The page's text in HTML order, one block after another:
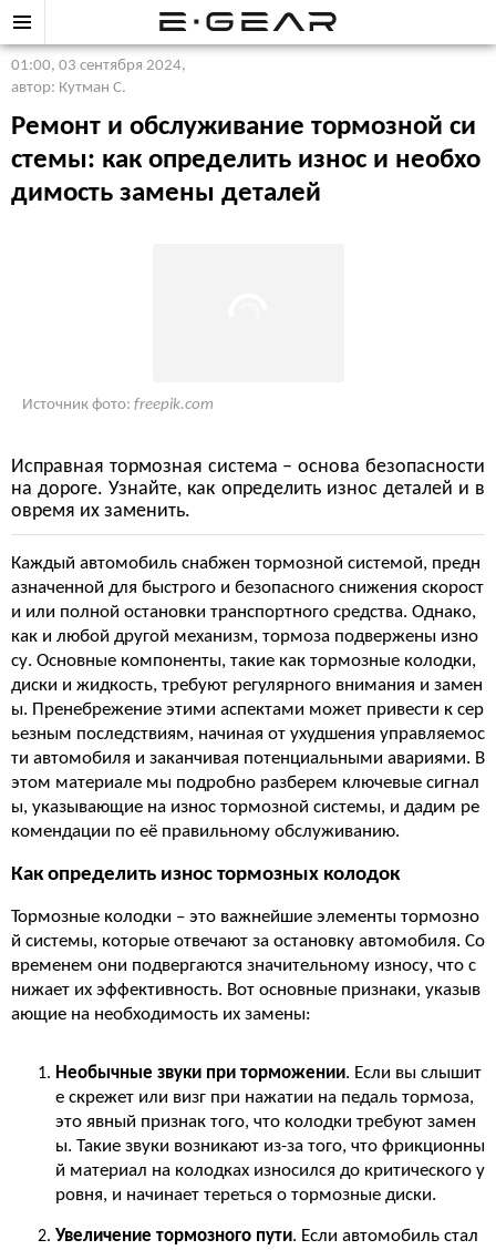
01:00, 03 сентября 2024,
автор: Кутман С.
Ремонт и обслуживание тормозной си
стемы: как определить износ и необхо
димость замены деталей
Источник фото: freepik.com
Исправная тормозная система – основа безопасности
на дороге. Узнайте, как определить износ деталей и в
овремя их заменить.
Каждый автомобиль снабжен тормозной системой, предн
азначенной для быстрого и безопасного снижения скорост
и или полной остановки транспортного средства. Однако,
как и любой другой механизм, тормоза подвержены изно
су. Основные компоненты, такие как тормозные колодки,
диски и жидкость, требуют регулярного внимания и замен
ы. Пренебрежение этими аспектами может привести к сер
ьезным последствиям, начиная от ухудшения управляемос
ти автомобиля и заканчивая потенциальными авариями. В
этом материале мы подробно разберем ключевые сигнал
ы, указывающие на износ тормозной системы, и дадим ре
комендации по её правильному обслуживанию.
Как определить износ тормозных колодок
Тормозные колодки – это важнейшие элементы тормозно
й системы, которые отвечают за остановку автомобиля. Со
временем они подвергаются значительному износу, что с
нижает их эффективность. Вот основные признаки, указыв
ающие на необходимость их замены:
Необычные звуки при торможении. Если вы слышит
е скрежет или визг при нажатии на педаль тормоза,
это явный признак того, что колодки требуют замен
ы. Такие звуки возникают из-за того, что фрикционны
й материал на колодках износился до критического у
ровня, и начинает тереться о тормозные диски.
Увеличение тормозного пути. Если автомобиль стал